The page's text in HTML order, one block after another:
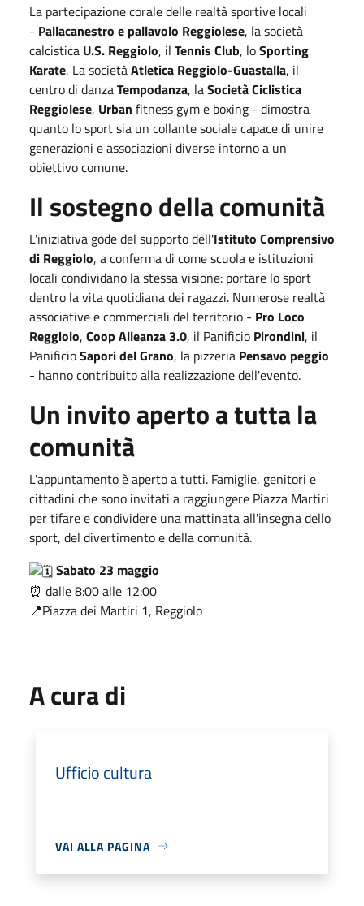
La partecipazione corale delle realtà sportive locali
- Pallacanestro e pallavolo Reggiolese, la società
calcistica U.S. Reggiolo, il Tennis Club, loSporting
Karate, La societàAtletica Reggiolo-Guastalla, il
centro di danzaTempodanza, laSocietà Ciclistica
Reggiolese, Urban fitness gym e boxing - dimostra
quanto lo sport sia un collante sociale capace di unire
generazioni e associazioni diverse intorno a un
obiettivo comune.
Il sostegno della comunità
L'iniziativa gode del supporto dell'Istituto Comprensivo
di Reggiolo, a conferma di come scuola e istituzioni
locali condividano la stessa visione: portare lo sport
dentro la vita quotidiana dei ragazzi. Numerose realtà
associative e commerciali del territorio - Pro Loco
Reggiolo, Coop Alleanza 3.0, il Panificio Pirondini, il
PanificioSapori del Grano, la pizzeria Pensavo peggio
- hanno contribuito alla realizzazione dell'evento.
Un invito aperto a tutta la
comunità
L'appuntamento è aperto a tutti. Famiglie, genitori e
cittadini che sono invitati a raggiungere Piazza Martiri
per tifare e condividere una mattinata all'insegna dello
sport, del divertimento e della comunità.
Sabato 23 maggio
⏰ dalle 8:00 alle 12:00
📍Piazza dei Martiri 1, Reggiolo
A cura di
Ufficio cultura
VAI ALLA PAGINA